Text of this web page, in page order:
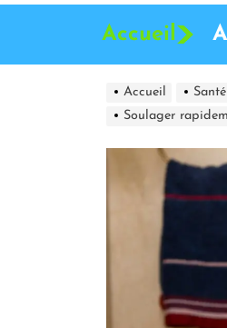
Accueil
Accueil Santé
Soulager